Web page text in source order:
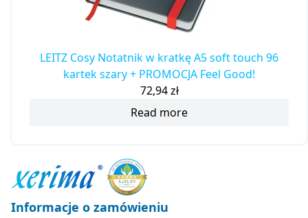
LEITZ Cosy Notatnik w kratkę A5 soft touch 96
kartek szary + PROMOCJA Feel Good!
72,94zł
Read more
Informacje o zamówieniu